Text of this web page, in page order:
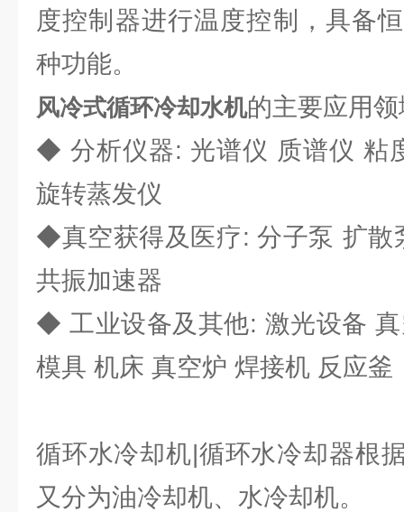
度控制器进行温度控制，具备
种功能。
风冷式循环冷却水机的主要应
◆ 分析仪器: 光谱仪 质谱仪 粘
旋转蒸发仪
◆真空获得及医疗: 分子泵 扩散
共振加速器
◆ 工业设备及其他: 激光设备
模具 机床 真空炉 焊接机 反应釜
循环水冷却机|循环水冷却器根
又分为油冷却机、水冷却机。